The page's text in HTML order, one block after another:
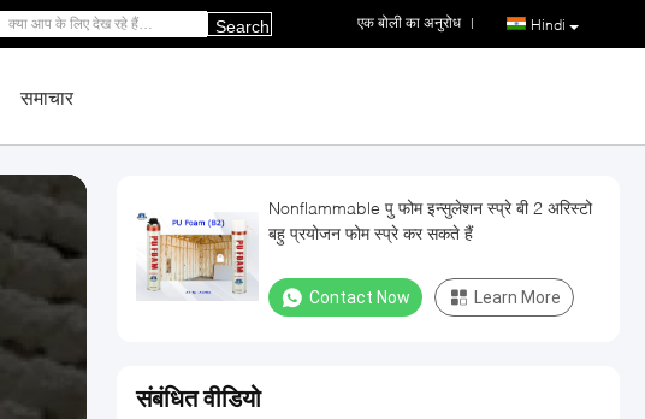
Hindi
एक बोली का अनुरोध |
Search
समाचार
Nonflammable पु फोम इन्सुलेशन स्प्रे बी 2 अरिस्टो
बहु प्रयोजन फोम स्प्रे कर सकते हैं
Contact Now Learn More
संबंधित वीडियो